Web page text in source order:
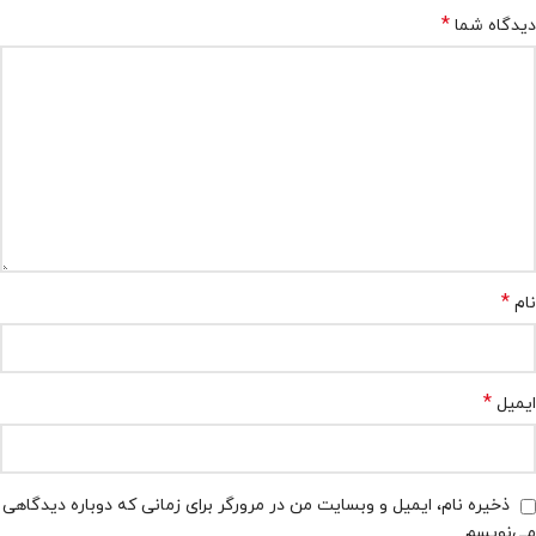
دیدگاه شما *
نام *
ایمیل *
ذخیره نام، ایمیل و وبسایت من در مرورگر برای زمانی که دوباره دیدگاهی